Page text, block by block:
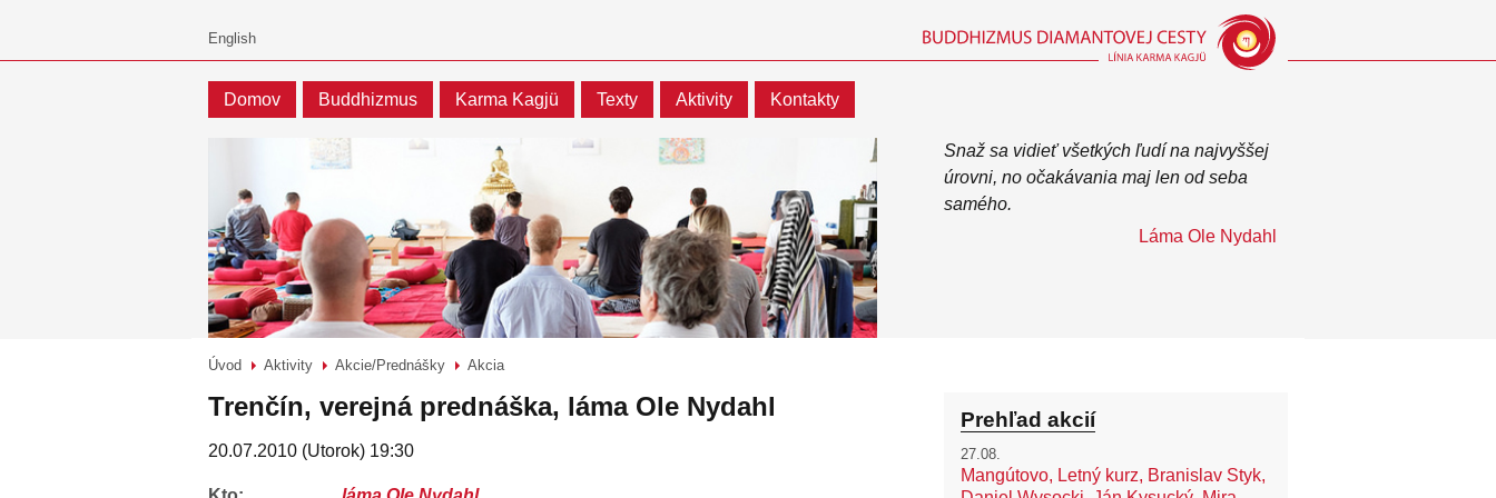
Domov Buddhizmus Karma Kagjü Texty Aktivity Kontakty
Snaž sa vidieť všetkých ľudí na najvyššej
úrovni, no očakávania maj len od seba
samého.
Láma Ole Nydahl
Úvod Aktivity Akcie/Prednášky Akcia
Trenčín, verejná prednáška, láma Ole Nydahl
20.07.2010 (Utorok) 19:30
Prehľad akcií
27.08.
Mangútovo, Letný kurz, Branislav Styk,